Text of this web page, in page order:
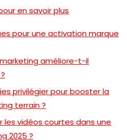
en savoir plus
pour une activation marque
améliore-t-il
privilégier pour booster la
terrain ?
vidéos courtes dans une
2025 ?